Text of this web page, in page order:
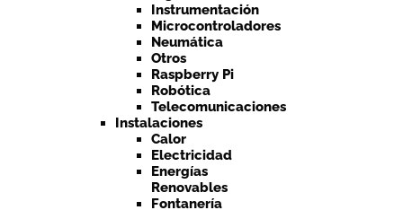
Instrumentación
Microcontroladores
Neumática
Otros
Raspberry Pi
Robótica
Telecomunicaciones
Instalaciones
Calor
Electricidad
Energías
Renovables
Fontanería